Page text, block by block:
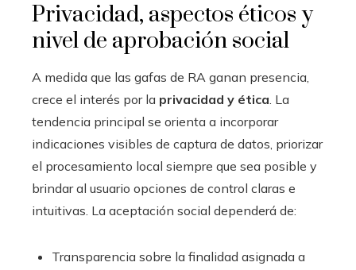
Privacidad, aspectos éticos y
nivel de aprobación social
A medida que las gafas de RA ganan presencia,
crece el interés por la privacidad y ética. La
tendencia principal se orienta a incorporar
indicaciones visibles de captura de datos, priorizar
el procesamiento local siempre que sea posible y
brindar al usuario opciones de control claras e
intuitivas. La aceptación social dependerá de:
Transparencia sobre la finalidad asignada a